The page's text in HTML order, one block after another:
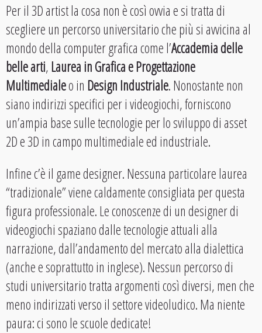
Per il 3D artist la cosa non è così ovvia e si tratta di
scegliere un percorso universitario che più si avvicina al
mondo della computer grafica come l’Accademia delle
belle arti,Laurea in Grafica e Progettazione
Multimedialeo in Design Industriale. Nonostante non
siano indirizzi specifici per i videogiochi, forniscono
un’ampia base sulle tecnologie per lo sviluppo di asset
2D e 3D in campo multimediale ed industriale.
Infine c’è il game designer. Nessuna particolare laurea
“tradizionale” viene caldamente consigliata per questa
figura professionale. Le conoscenze di un designer di
videogiochi spaziano dalle tecnologie attuali alla
narrazione, dall’andamento del mercato alla dialettica
(anche e soprattutto in inglese). Nessun percorso di
studi universitario tratta argomenti così diversi, men che
meno indirizzati verso il settore videoludico. Ma niente
paura: ci sono le scuole dedicate!